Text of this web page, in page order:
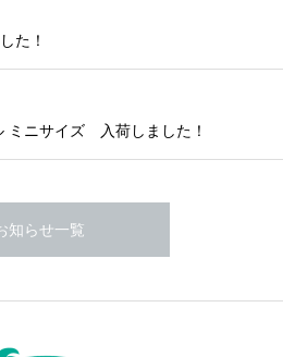
た！
ミニサイズ 入荷しました！
知らせ一覧